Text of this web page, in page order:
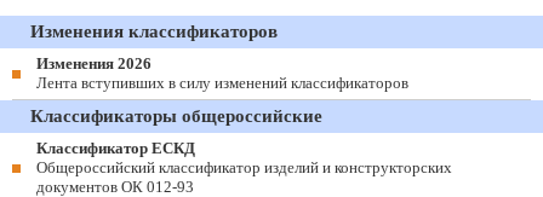
Изменения классификаторов
Изменения 2026
Лента вступивших в силу изменений классификаторов
Классификаторы общероссийские
Классификатор ЕСКД
Общероссийский классификатор изделий и конструкторских
документов ОК 012-93